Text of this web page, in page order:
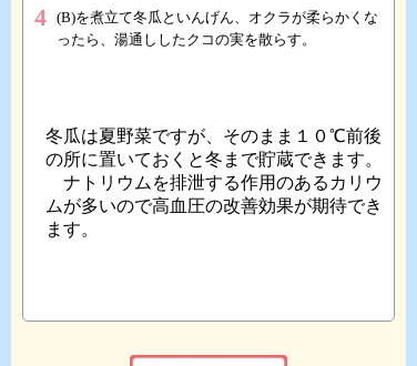
4 (B)を煮立て冬瓜といんげん、オクラが柔らかくな
ったら、湯通ししたクコの実を散らす。
冬瓜は夏野菜ですが、そのまま１０℃前後
の所に置いておくと冬まで貯蔵できます。
ナトリウムを排泄する作用のあるカリウ
ムが多いので高血圧の改善効果が期待でき
ます。